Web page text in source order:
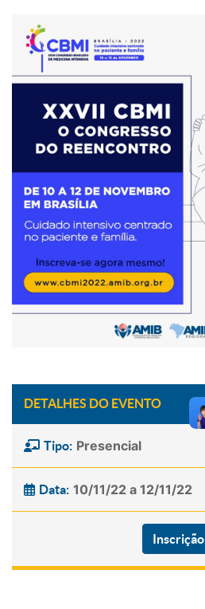
DETALHES DO EVENTO
Tipo: Presencial
Data: 10/11/22 a 12/11/22
Inscrição